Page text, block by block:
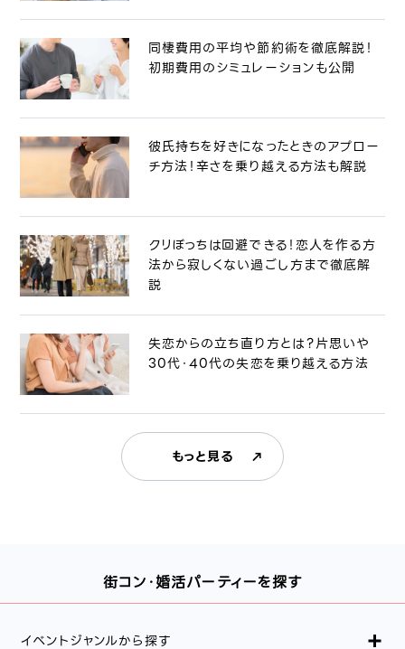
同棲費用の平均や節約術を徹底解説！
初期費用のシミュレーションも公開
彼氏持ちを好きになったときのアプロー
チ方法！辛さを乗り越える方法も解説
クリぼっちは回避できる！恋人を作る方
法から寂しくない過ごし方まで徹底解
説
失恋からの立ち直り方とは？片思いや
30代・40代の失恋を乗り越える方法
もっと見る
街コン・婚活パーティーを探す
イベントジャンルから探す